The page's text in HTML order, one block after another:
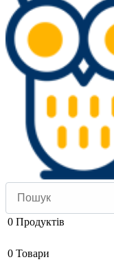
0 Продуктів
0 Товари